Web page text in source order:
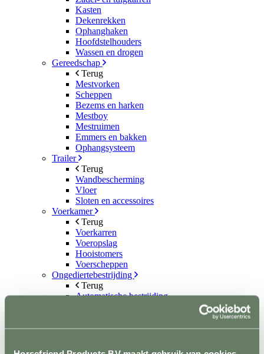
Kasten
Dekenrekken
Ophanghaken
Hoofdstelhouders
Wassen en drogen
Gereedschap
Terug
Mestvorken
Scheppen
Bezems en harken
Mestboy
Mestruimen
Emmers en bakken
Ophangsysteem
Trailer
Terug
Wandbescherming
Vloer
Sloten en accessoires
Voerkamer
Terug
Voerkarren
Voeropslag
Hooistomers
Voerscheppen
Ongediertebestrijding
Terug
Automatische bestrijding
Weide en Paddock
Houten poorten